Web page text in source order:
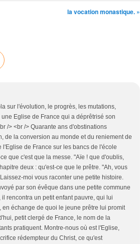
la vocation monastique. »
sur l'évolution, le progrès, les mutations,
Eglise de France qui a déprêtrisé son
/> <br /> Quarante ans d'obstinations
de la conversion au monde et du reniement de
de France sur les bancs de l'école
que c'est que la messe. "Aïe ! que d'oublis,
deux : qu'est-ce que le prêtre. "Ah, vous
moi vous raconter une petite histoire.
par son évêque dans une petite commune
rencontra un petit enfant pauvre, qui lui
échange de quoi le jeune prêtre lui promit
petit clergé de France, le nom de la
pratiquent. Montre-nous où est l'Eglise,
rédempteur du Christ, ce qu'est